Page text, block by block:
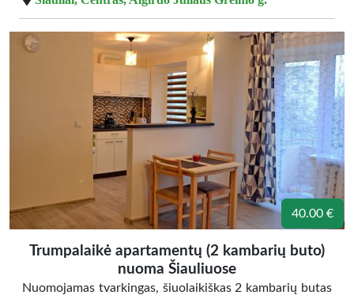
40.00 €
Trumpalaikė apartamentų (2 kambarių buto)
nuoma Šiauliuose
Nuomojamas tvarkingas, šiuolaikiškas 2 kambarių butas